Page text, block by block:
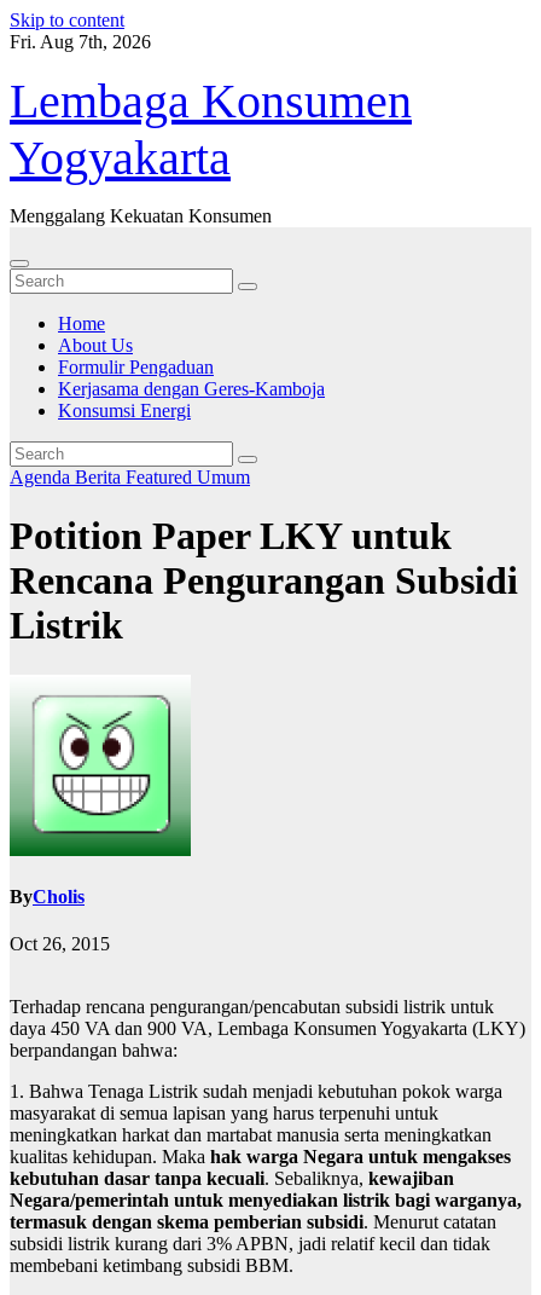
Skip to content
Fri. Aug 7th, 2026
Lembaga Konsumen
Yogyakarta
Menggalang Kekuatan Konsumen
Home
About Us
Formulir Pengaduan
Kerjasama dengan Geres-Kamboja
Konsumsi Energi
Agenda Berita Featured Umum
Potition Paper LKY untuk
Rencana Pengurangan Subsidi
Listrik
ByCholis
Oct 26, 2015
Terhadap rencana pengurangan/pencabutan subsidi listrik untuk
daya 450 VA dan 900 VA, Lembaga Konsumen Yogyakarta (LKY)
berpandangan bahwa:
1. Bahwa Tenaga Listrik sudah menjadi kebutuhan pokok warga
masyarakat di semua lapisan yang harus terpenuhi untuk
meningkatkan harkat dan martabat manusia serta meningkatkan
kualitas kehidupan. Maka hak warga Negara untuk mengakses
kebutuhan dasar tanpa kecuali. Sebaliknya, kewajiban
Negara/pemerintah untuk menyediakan listrik bagi warganya,
termasuk dengan skema pemberian subsidi. Menurut catatan
subsidi listrik kurang dari 3% APBN, jadi relatif kecil dan tidak
membebani ketimbang subsidi BBM.